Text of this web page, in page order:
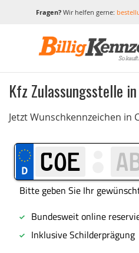
Fragen?Wir helfen gerne:
Kfz Zulassungsstelle
Jetzt Wunschkennzeichen in